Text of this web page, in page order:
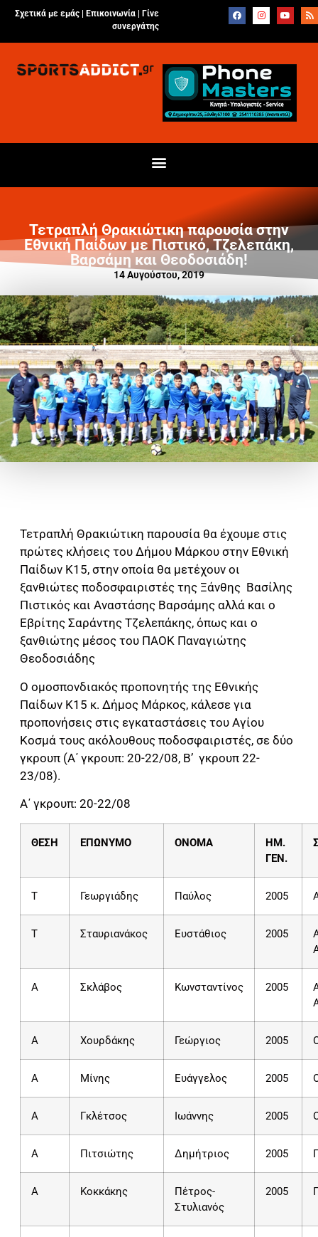
Σχετικά με εμάς | Επικοινωνία
Γίνε
συνεργάτης
Τετραπλή Θρακιώτικη παρουσία στην
Εθνική Παίδων με Πιστικό, Τζελεπάκη,
Βαρσάμη και Θεοδοσιάδη!
14 Αυγούστου, 2019
Τετραπλή Θρακιώτικη παρουσία θα έχουμε στις
πρώτες κλήσεις του Δήμου Μάρκου στην Εθνική
Παίδων Κ15, στην οποία θα μετέχουν οι
ξανθιώτες ποδοσφαιριστές της Ξάνθης Βασίλης
Πιστικός και Αναστάσης Βαρσάμης αλλά και ο
Εβρίτης Σαράντης Τζελεπάκης, όπως και ο
ξανθιώτης μέσος του ΠΑΟΚ Παναγιώτης
Θεοδοσιάδης
Ο ομοσπονδιακός προπονητής της Εθνικής
Παίδων Κ15 κ. Δήμος Μάρκος, κάλεσε για
προπονήσεις στις εγκαταστάσεις του Αγίου
Κοσμά τους ακόλουθους ποδοσφαιριστές, σε δύο
γκρουπ (Α΄ γκρουπ: 20-22/08, Β’ γκρουπ 22-
23/08).
Α΄ γκρουπ: 20-22/08
ΘΕΣΗ ΕΠΩΝΥΜΟ ΟΝΟΜΑ
ΗΜ.
ΓΕΝ.
T Γεωργιάδης Παύλος 2005
T Σταυριανάκος Ευστάθιος 2005
Α Σκλάβος Κωνσταντίνος 2005
A Χουρδάκης Γεώργιος 2005
A Μίνης Ευάγγελος 2005
A Γκλέτσος Ιωάννης 2005
A Πιτσιώτης Δημήτριος 2005
A Κοκκάκης
Πέτρος-
Στυλιανός
2005